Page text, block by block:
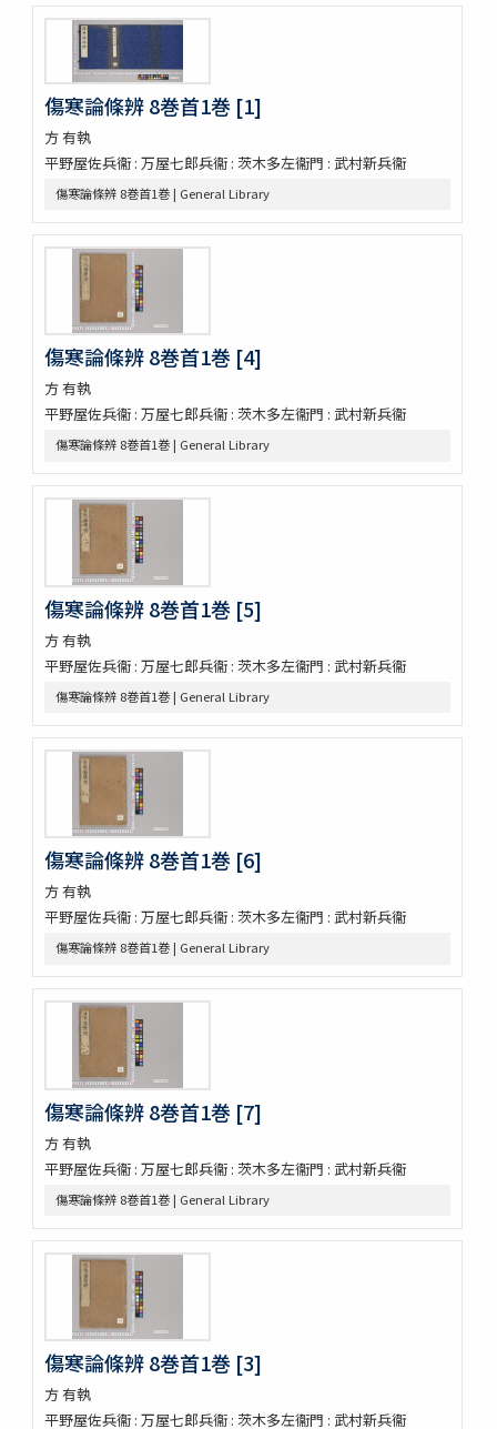
さんてう記ときのたいこ
さんてう記ときのたいこ
疱瘡絵
繪本子供あそひ
映間紀聞
有馬山温泉由来 . 下野國安蘇郡赤岩庚申山記
伊香保志
野州鹽原温泉真圖
新吉原三芝居附長吏根元由緒書
江戸三芝居并新吉原由緒書
周憲王救荒本草 14巻
本草綱目序註
本艸序例
順抄伊呂波寄
新添脩治纂要 5巻
本草和名抜書
就正大和本艸抜萃
本草綱目譯説 52巻(存4巻)
本草
太平和劑圖經本草藥性緫論
蘭法口傳明細書
醫史 10巻
日記
日記
醫藏目録 1巻疹子心法1巻
鶚軒文庫藏書目録 : 醫書部
牛渚漫録續
皇朝醫叢續集
經傳醫話
獻芹録
獻芹録
濟生醫院記
近世名醫傳
戊申日記
橘黄年譜 3巻
玉機微義 50巻目録1巻
怪疾奇方
蛔蟲論
新刻萬氏家傳廣嗣紀要 5巻
新刊外科正宗 4巻
新刊外科正宗 4巻
新刊外科正宗 4巻
新刊外科正宗 4巻(存1巻)
立齋外科發揮 8巻
唐王燾先生外臺秘要方 40巻序目1巻
景岳新方砭 4巻
景岳全書 64巻
脚氣症原論
虎列剌病論
攷正古方權量説 1巻附言1巻
張景岳腫脹全書
傷寒論條辨 8巻首1巻 [1]
方 有執
平野屋佐兵衞 : 万屋七郎兵衞 : 茨木多左衞門 : 武村新兵衞
傷寒論條辨 8巻首1巻 | General Library
傷寒論條辨 8巻首1巻 [4]
方 有執
平野屋佐兵衞 : 万屋七郎兵衞 : 茨木多左衞門 : 武村新兵衞
傷寒論條辨 8巻首1巻 | General Library
傷寒論條辨 8巻首1巻 [5]
方 有執
平野屋佐兵衞 : 万屋七郎兵衞 : 茨木多左衞門 : 武村新兵衞
傷寒論條辨 8巻首1巻 | General Library
傷寒論條辨 8巻首1巻 [6]
方 有執
平野屋佐兵衞 : 万屋七郎兵衞 : 茨木多左衞門 : 武村新兵衞
傷寒論條辨 8巻首1巻 | General Library
傷寒論條辨 8巻首1巻 [7]
方 有執
平野屋佐兵衞 : 万屋七郎兵衞 : 茨木多左衞門 : 武村新兵衞
傷寒論條辨 8巻首1巻 | General Library
傷寒論條辨 8巻首1巻 [3]
方 有執
平野屋佐兵衞 : 万屋七郎兵衞 : 茨木多左衞門 : 武村新兵衞